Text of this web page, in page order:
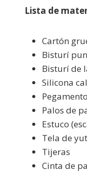
Lista de
Cartón
Bisturí
Bisturí de
Silicona
Palos de
Estuco
Tela de
Tijeras
Cinta de